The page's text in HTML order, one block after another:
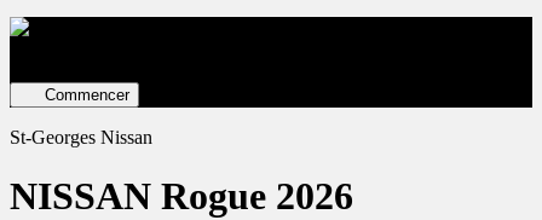
Commencer
St-Georges Nissan
NISSAN Rogue 2026